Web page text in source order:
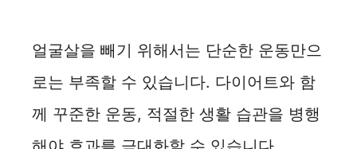
얼굴살을 빼기 위해서는 단순한 운동만으
로는 부족할 수 있습니다. 다이어트와 함
께 꾸준한 운동, 적절한 생활 습관을 병행